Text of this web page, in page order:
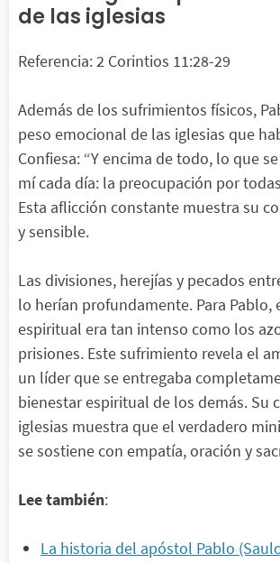
de las iglesias
Referencia: 2 Corintios 11:28-29
Además de los sufrimientos físicos,
peso emocional de las iglesias que
Confiesa: “Y encima de todo, lo que
mí cada día: la preocupación por
Esta aflicción constante muestra su
y sensible.
Las divisiones, herejías y pecados
lo herían profundamente. Para Pablo,
espiritual era tan intenso como los
prisiones. Este sufrimiento revela el
un líder que se entregaba
bienestar espiritual de los demás. Su
iglesias muestra que el verdadero
se sostiene con empatía, oración y
Lee también:
La historia del apóstol Pablo